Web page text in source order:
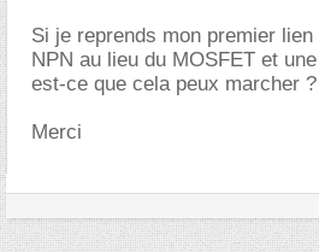
Si je reprends mon premier
NPN au lieu du MOSFET et
est-ce que cela peux marcher ?
Merci